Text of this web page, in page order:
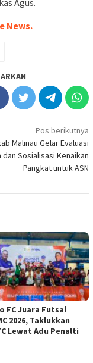
News.
Pos berikutnya
Malinau Gelar Evaluasi
dan Sosialisasi Kenaikan
Pangkat untuk ASN
FC Juara Futsal
2026, Taklukkan
Lewat Adu Penalti